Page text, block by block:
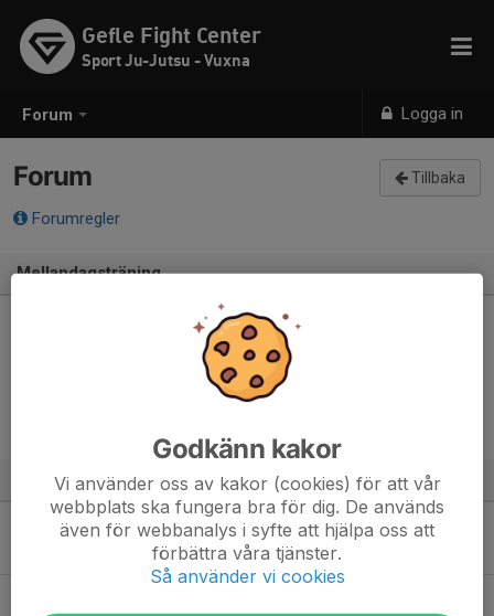
Forum Logga in
Gefle Fight Center
Sport Ju-Jutsu - Vuxna
Forum Tillbaka
Forumregler
Mellandagsträning
Kom gärna på öppen matta imorgon kl 17 om ni vill svettas bort
lite julkilon 😉 så kan vi passa på att köra lite SJJ ronder 💪
Svar (3 st)
Jag kommer! Ska bara lyckas anmäla mig XD
25 dec 2025
Godkänn kakor
Vi använder oss av kakor (cookies) för att vår
webbplats ska fungera bra för dig. De används
även för webbanalys i syfte att hjälpa oss att
förbättra våra tjänster.
Så använder vi cookies